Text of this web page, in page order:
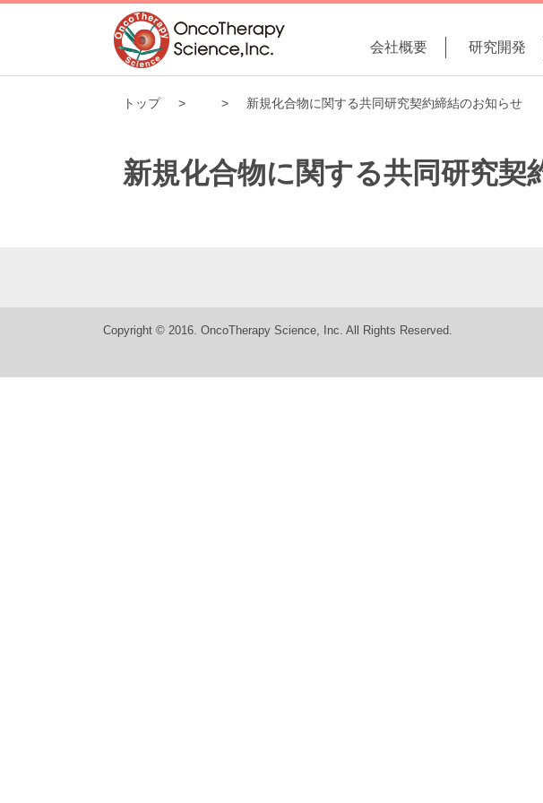
会社概要 研究開発
トップ 新規化合物に関する共同研究契約締結のお知らせ
新規化合物に関する共同研究契
Copyright © 2016. OncoTherapy Science, Inc. All Rights Reserved.